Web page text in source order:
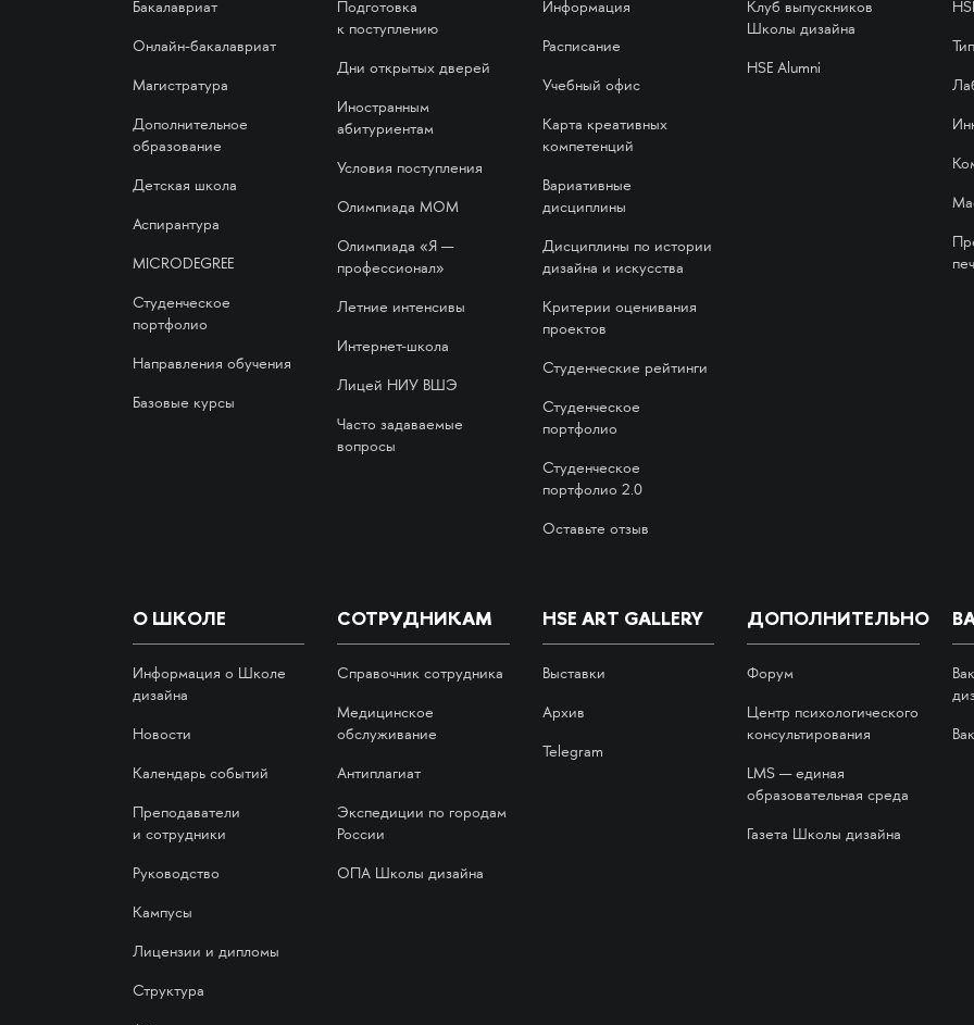
Бакалавриат
Онлайн-бакалавриат
Магистратура
Дополнительное
образование
Детская школа
Аспирантура
MICRODEGREE
Студенческое
портфолио
Направления обучения
Базовые курсы
Подготовка
к поступлению
Дни открытых дверей
Иностранным
абитуриентам
Условия поступления
Олимпиада МОМ
Олимпиада «Я —
профессионал»
Летние интенсивы
Интернет-школа
Лицей НИУ ВШЭ
Часто задаваемые
вопросы
Информация
Расписание
Учебный офис
Карта креативных
компетенций
Вариативные
дисциплины
Дисциплины по истории
дизайна и искусства
Критерии оценивания
проектов
Студенческие рейтинги
Студенческое
портфолио
Студенческое
портфолио 2.0
Оставьте отзыв
Клуб выпускников
Школы дизайна
HSE Alumni
О ШКОЛЕ
Информация о Школе
дизайна
Новости
Календарь событий
Преподаватели
и сотрудники
Руководство
Кампусы
Лицензии и дипломы
Структура
СОТРУДНИКАМ
Справочник сотрудника
Медицинское
обслуживание
Антиплагиат
Экспедиции по городам
России
ОПА Школы дизайна
HSE ART GALLERY
Выставки
Архив
Telegram
ДОПОЛНИТЕЛЬНО
Форум
Центр психологического
консультирования
LMS — единая
образовательная среда
Газета Школы дизайна